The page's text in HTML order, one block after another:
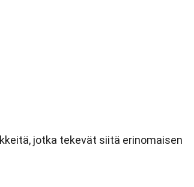
jotka tekevät siitä erinomaisen